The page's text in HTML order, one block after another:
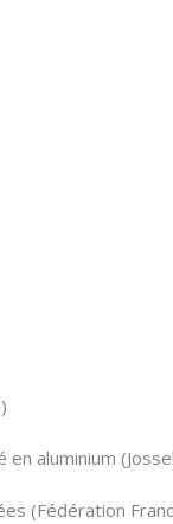
aluminium
(Fédération